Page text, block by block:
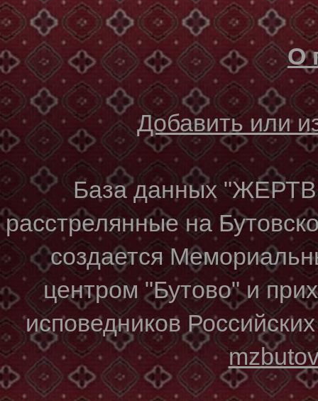
О
Добавить или
База данных
расстрелянные на
создается
центром "Бутово" и
исповедников